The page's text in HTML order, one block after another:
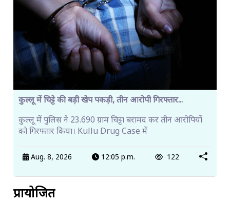
कुल्लू में चिट्टे की बड़ी खेप पकड़ी, तीन आरोपी गिरफ्तार...
कुल्लू में पुलिस ने 23.690 ग्राम चिट्टा बरामद कर तीन आरोपियों
को गिरफ्तार किया। Kullu Drug Case में
Aug. 8, 2026 12:05 p.m. 122
प्रायोजित